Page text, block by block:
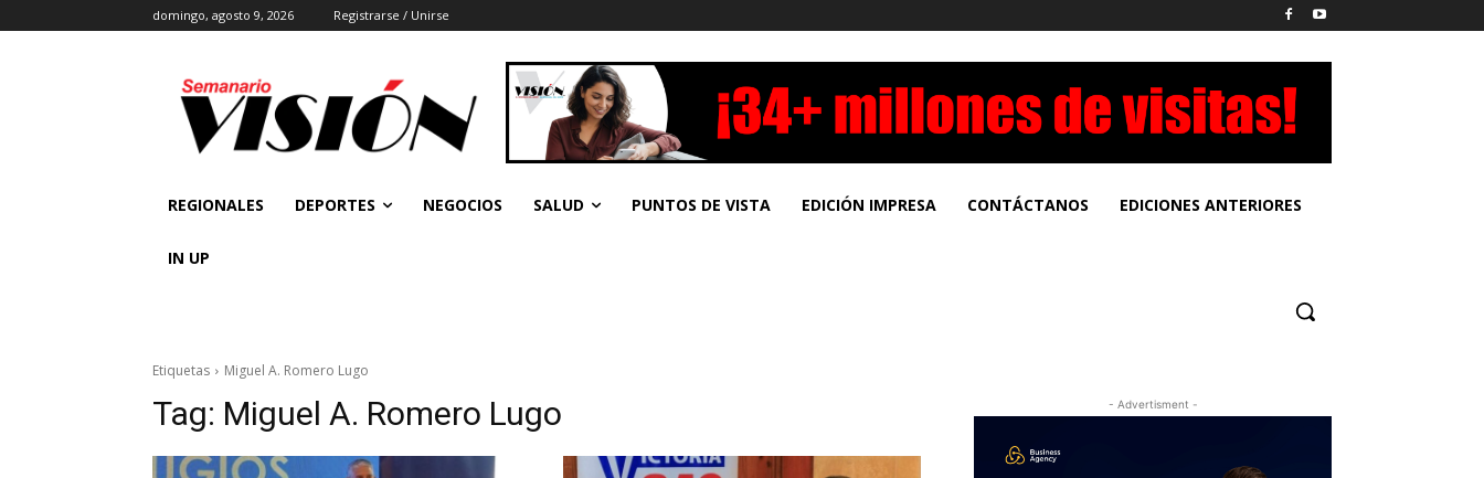
domingo, agosto 9, 2026 Registrarse / Unirse
REGIONALES DEPORTES NEGOCIOS SALUD PUNTOS DE VISTA EDICIÓN IMPRESA CONTÁCTANOS EDICIONES ANTERIORES
IN UP
Etiquetas Miguel A. Romero Lugo
Tag: Miguel A. Romero Lugo - Advertisment -